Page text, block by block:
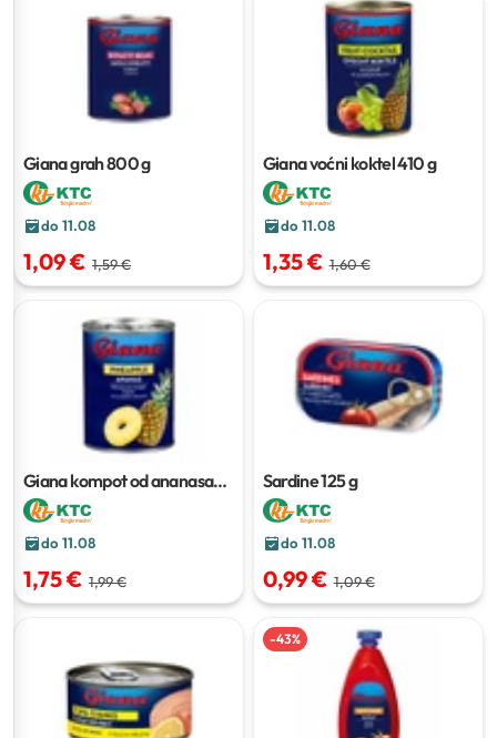
Giana grah800 g
do 11.08
1,09 € 1,59 €
Giana voćni koktel410 g
do 11.08
1,35 € 1,60 €
Giana kompot od ananasa
565 ml
do 11.08
1,75 € 1,99 €
Sardine125 g
do 11.08
0,99 € 1,09 €
-43%